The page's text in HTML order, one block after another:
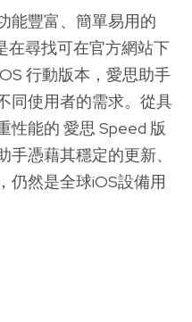
能豐富、簡單易用的
在尋找可在官方網站下
行動版本，愛思助手
同使用者的需求。從具
性能的 愛思 Speed 版
憑藉其穩定的更新、
仍然是全球iOS設備用